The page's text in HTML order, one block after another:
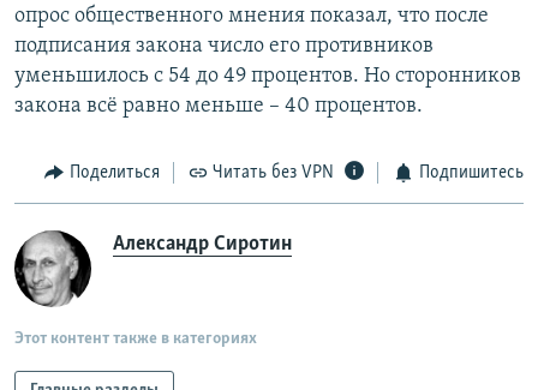
опрос общественного мнения показал, что после
подписания закона число его противников
уменьшилось с 54 до 49 процентов. Но сторонников
закона всё равно меньше – 40 процентов.
Поделиться Читать без VPN Подпишитесь
Александр Сиротин
Этот контент также в категориях